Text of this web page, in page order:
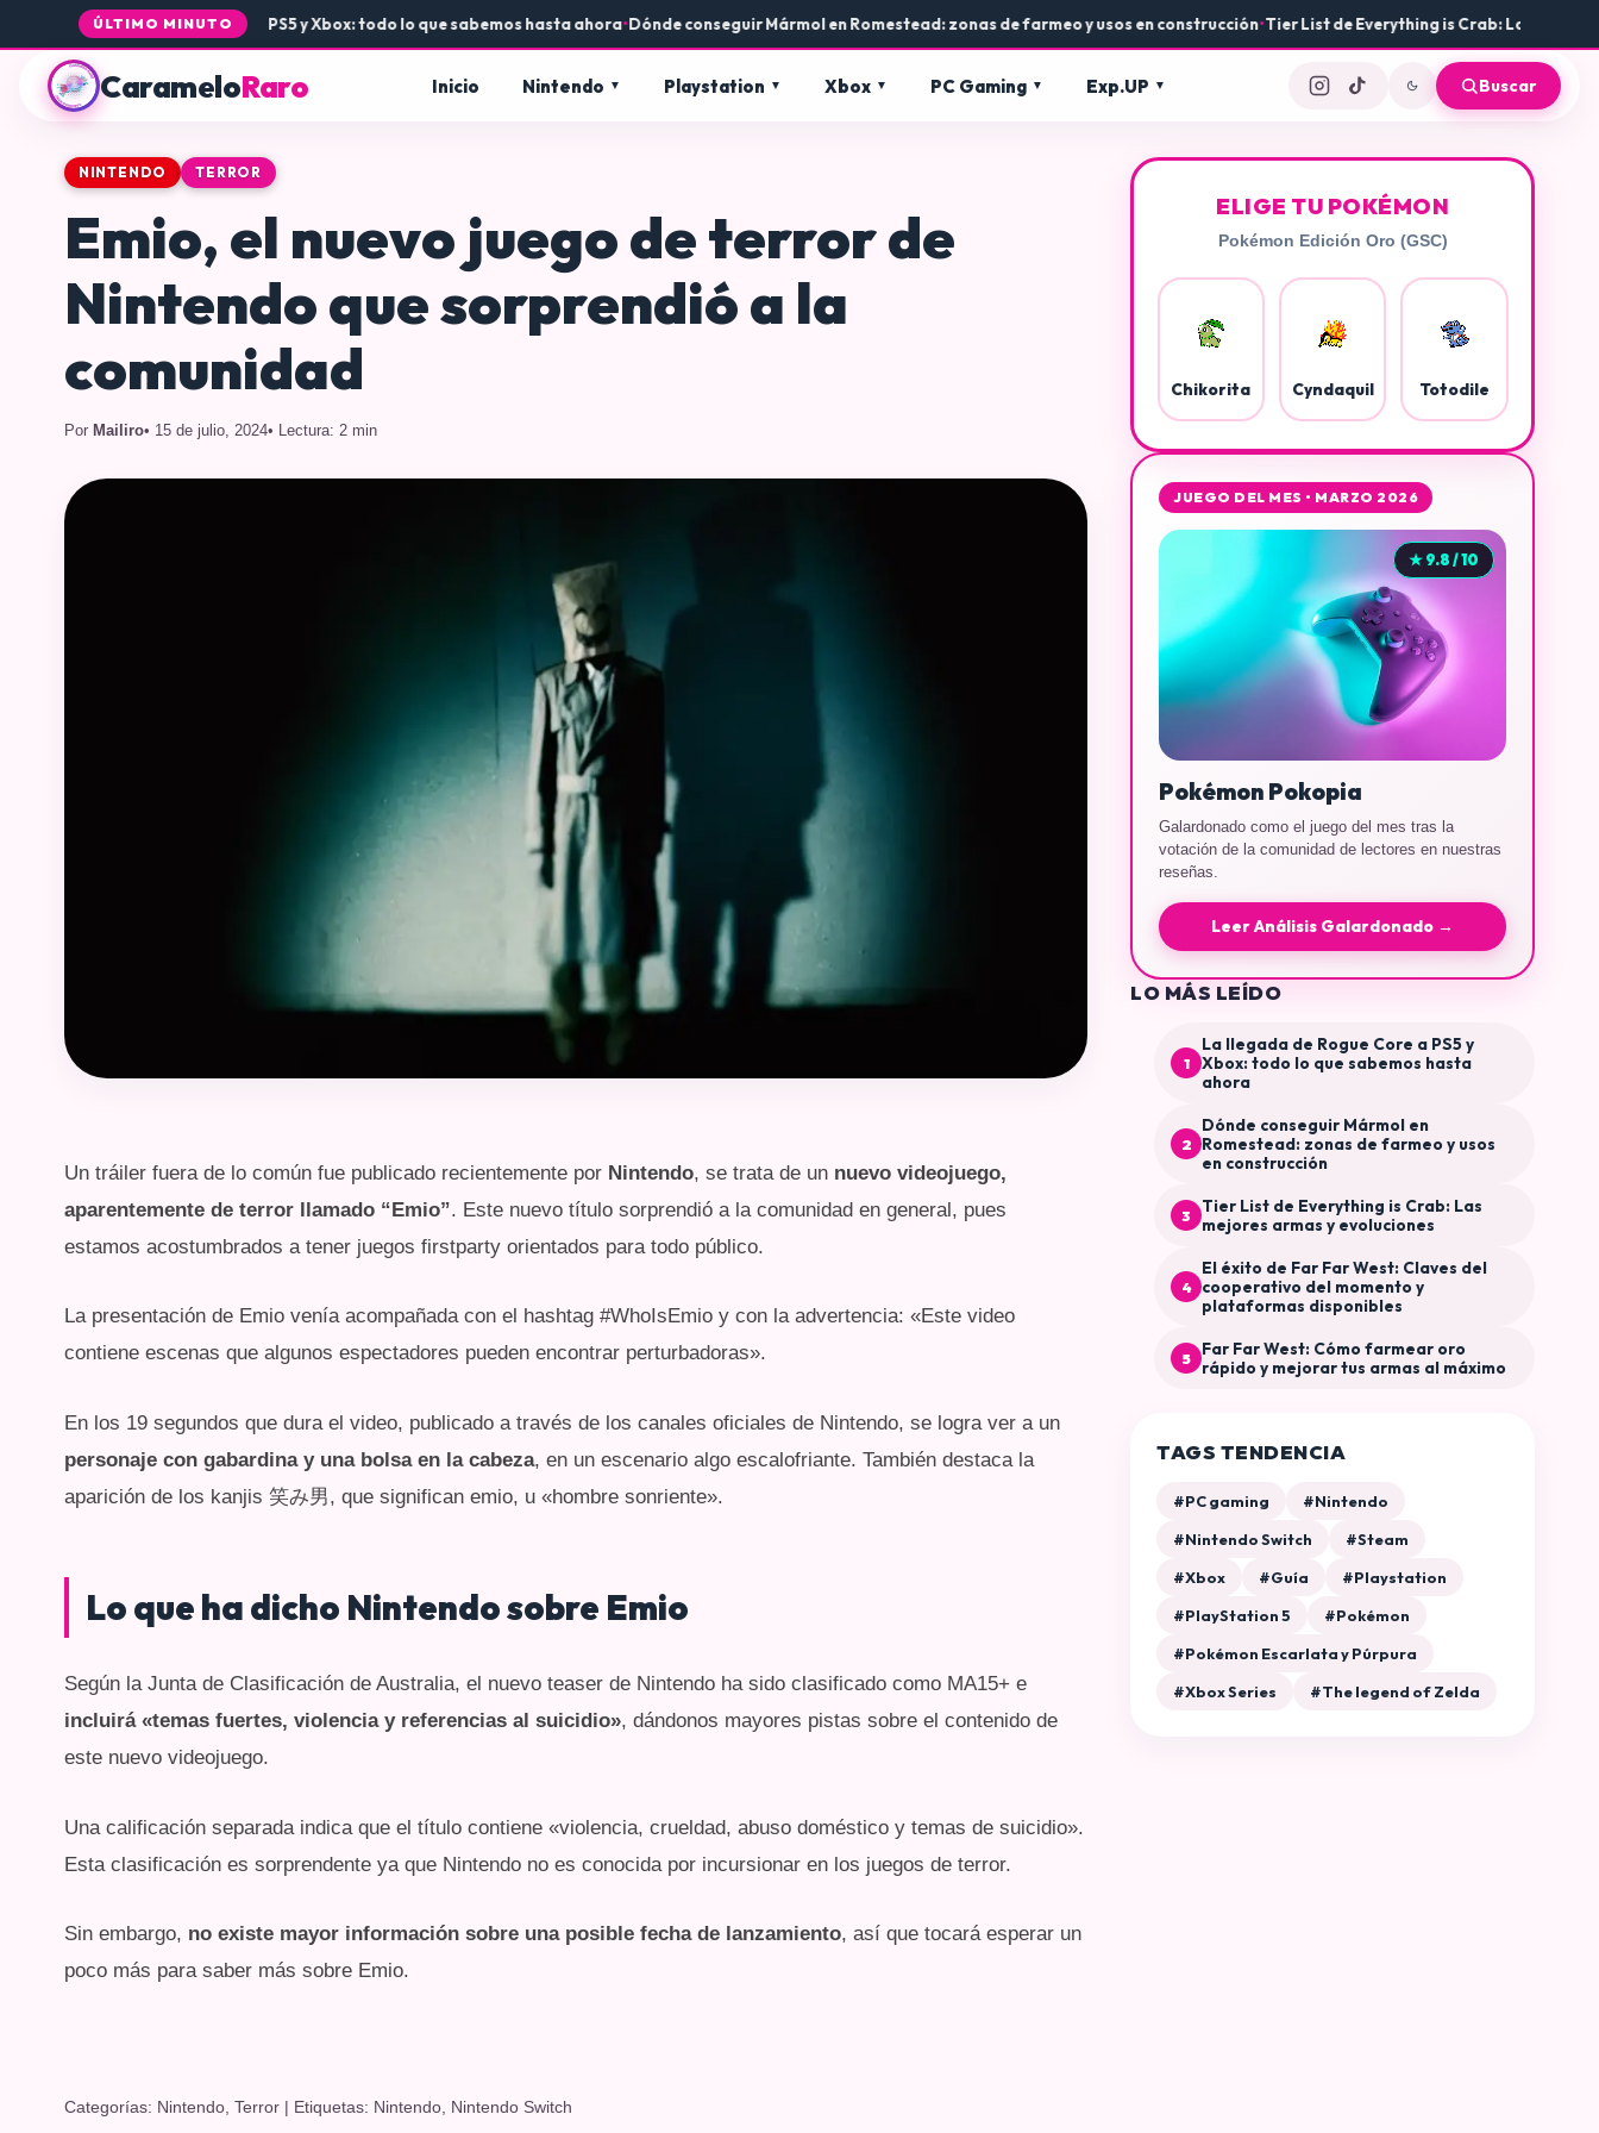
ÚLTIMO MINUTO
La llegada de Rogue Core a PS5 y Xbox: todo lo que sabemos hasta ahora•Dónde conseguir Mármol en Romestead: zonas de farmeo y usos en construcción•Tier List de Everything is Crab: Las mejores
CarameloRaro Inicio Nintendo Playstation Xbox PC Gaming Exp.UP Buscar
NINTENDO TERROR
Emio, el nuevo juego de terror de
Nintendo que sorprendió a la
comunidad
Por Mailiro• 15 de julio, 2024• Lectura: 2 min
Un tráiler fuera de lo común fue publicado recientemente por Nintendo, se trata de un nuevo videojuego,
aparentemente de terror llamado “Emio”. Este nuevo título sorprendió a la comunidad en general, pues
estamos acostumbrados a tener juegos firstparty orientados para todo público.
La presentación de Emio venía acompañada con el hashtag #WhoIsEmio y con la advertencia: «Este video
contiene escenas que algunos espectadores pueden encontrar perturbadoras».
En los 19 segundos que dura el video, publicado a través de los canales oficiales de Nintendo, se logra ver a un
personaje con gabardina y una bolsa en la cabeza, en un escenario algo escalofriante. También destaca la
aparición de los kanjis 笑み男, que significan emio, u «hombre sonriente».
Lo que ha dicho Nintendo sobre Emio
Según la Junta de Clasificación de Australia, el nuevo teaser de Nintendo ha sido clasificado como MA15+ e
incluirá «temas fuertes, violencia y referencias al suicidio», dándonos mayores pistas sobre el contenido de
este nuevo videojuego.
Una calificación separada indica que el título contiene «violencia, crueldad, abuso doméstico y temas de suicidio».
Esta clasificación es sorprendente ya que Nintendo no es conocida por incursionar en los juegos de terror.
Sin embargo, no existe mayor información sobre una posible fecha de lanzamiento, así que tocará esperar un
poco más para saber más sobre Emio.
Categorías: Nintendo, Terror| Etiquetas: Nintendo, Nintendo Switch
ELIGE TU POKÉMON
Pokémon Edición Oro (GSC)
Chikorita Cyndaquil Totodile
JUEGO DEL MES • MARZO 2026
★ 9.8 / 10
Pokémon Pokopia
Galardonado como el juego del mes tras la
votación de la comunidad de lectores en nuestras
reseñas.
Leer Análisis Galardonado →
LO MÁS LEÍDO
1
La llegada de Rogue Core a PS5 y
Xbox: todo lo que sabemos hasta
ahora
2
Dónde conseguir Mármol en
Romestead: zonas de farmeo y usos
en construcción
3
Tier List de Everything is Crab: Las
mejores armas y evoluciones
4
El éxito de Far Far West: Claves del
cooperativo del momento y
plataformas disponibles
5
Far Far West: Cómo farmear oro
rápido y mejorar tus armas al máximo
TAGS TENDENCIA
#PC gaming
#Nintendo
#Nintendo Switch
#Steam
#Xbox
#Guía
#Playstation
#PlayStation 5
#Pokémon
#Pokémon Escarlata y Púrpura
#Xbox Series
#The legend of Zelda